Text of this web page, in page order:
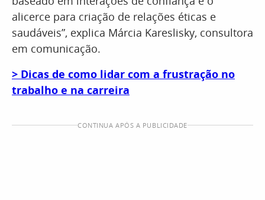
alicerce para criação de relações éticas e
saudáveis”, explica Márcia Kareslisky, consultora
em comunicação.
> Dicas de como lidar com a frustração no
trabalho e na carreira
CONTINUA APÓS A PUBLICIDADE